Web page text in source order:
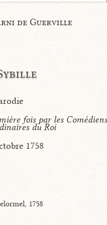
de Guerville
fois par les
du Roi
1758
1758